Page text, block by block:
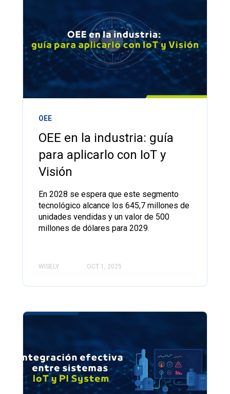
OEE
OEE en la industria: guía
para aplicarlo con IoT y
Visión
En 2028 se espera que este segmento
tecnológico alcance los 645,7 millones de
unidades vendidas y un valor de 500
millones de dólares para 2029.
WISELY OCT 1, 2025